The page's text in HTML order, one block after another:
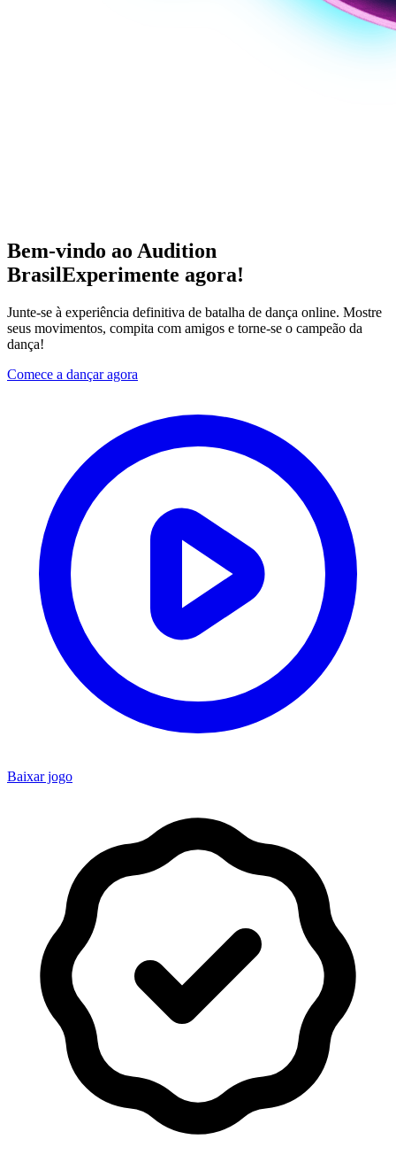
Bem-vindo ao Audition
BrasilExperimente agora!
Junte-se à experiência definitiva de batalha de dança online. Mostre
seus movimentos, compita com amigos e torne-se o campeão da
dança!
Comece a dançar agora
Baixar jogo